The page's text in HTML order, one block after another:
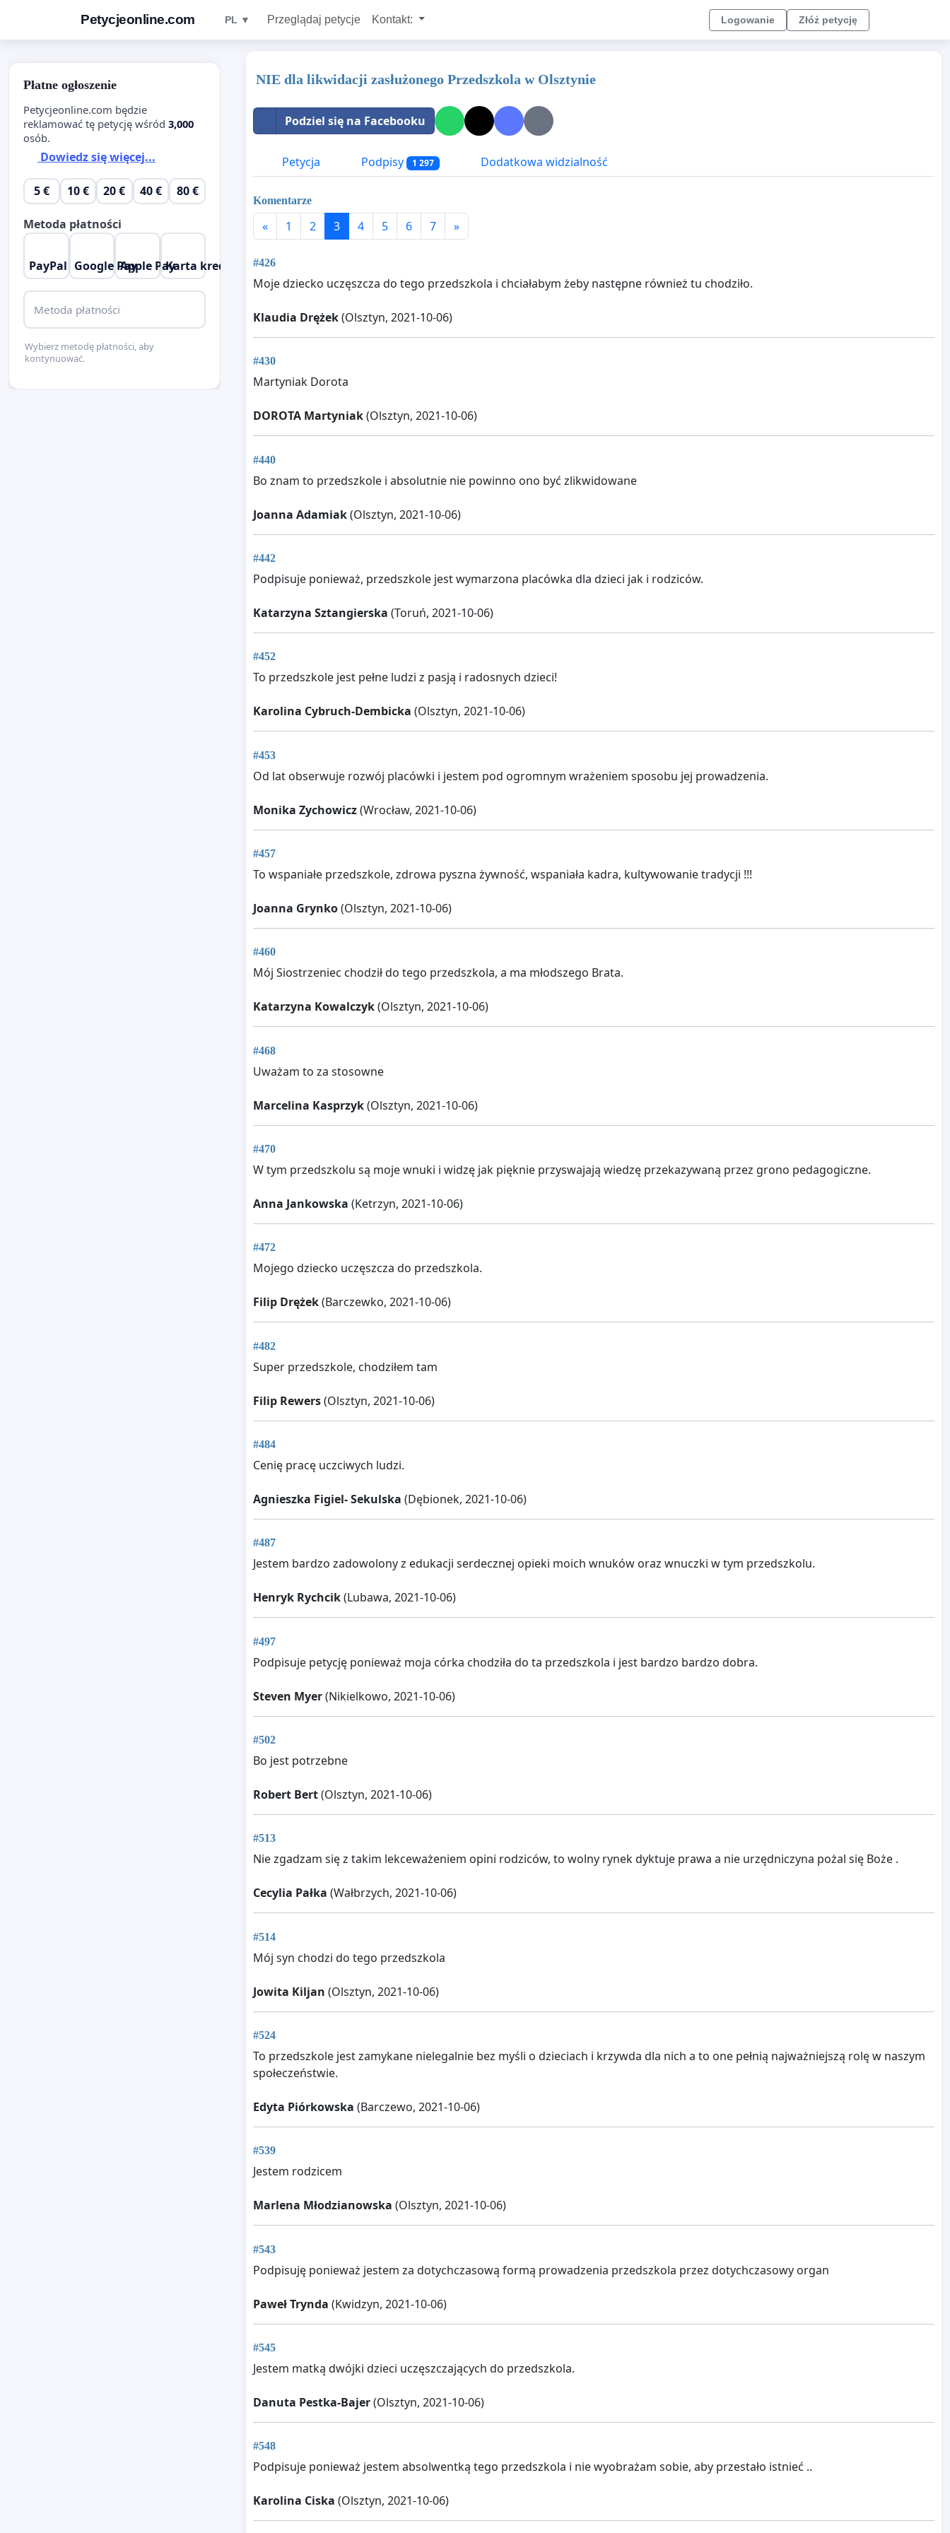
Petycjeonline.com PL ▼ Przeglądaj petycje Kontakt: Logowanie Złóż petycję
NIE dla likwidacji zasłużonego Przedszkola w Olsztynie
Podziel się na Facebooku
Petycja Podpisy 1 297 Dodatkowa widzialność
Komentarze
« 1 2 3 4 5 6 7 »
#426
Moje dziecko uczęszcza do tego przedszkola i chciałabym żeby następne również tu chodziło.
Klaudia Drężek(Olsztyn, 2021-10-06)
#430
Martyniak Dorota
DOROTA Martyniak(Olsztyn, 2021-10-06)
#440
Bo znam to przedszkole i absolutnie nie powinno ono być zlikwidowane
Joanna Adamiak(Olsztyn, 2021-10-06)
#442
Podpisuje ponieważ, przedszkole jest wymarzona placówka dla dzieci jak i rodziców.
Katarzyna Sztangierska (Toruń, 2021-10-06)
#452
To przedszkole jest pełne ludzi z pasją i radosnych dzieci!
Karolina Cybruch-Dembicka (Olsztyn, 2021-10-06)
#453
Od lat obserwuje rozwój placówki i jestem pod ogromnym wrażeniem sposobu jej prowadzenia.
Monika Zychowicz(Wrocław, 2021-10-06)
#457
To wspaniałe przedszkole, zdrowa pyszna żywność, wspaniała kadra, kultywowanie tradycji !!!
Joanna Grynko(Olsztyn, 2021-10-06)
#460
Mój Siostrzeniec chodził do tego przedszkola, a ma młodszego Brata.
Katarzyna Kowalczyk(Olsztyn, 2021-10-06)
#468
Uważam to za stosowne
Marcelina Kasprzyk(Olsztyn, 2021-10-06)
#470
W tym przedszkolu są moje wnuki i widzę jak pięknie przyswajają wiedzę przekazywaną przez grono pedagogiczne.
Anna Jankowska (Ketrzyn, 2021-10-06)
#472
Mojego dziecko uczęszcza do przedszkola.
Filip Drężek(Barczewko, 2021-10-06)
#482
Super przedszkole, chodziłem tam
Filip Rewers(Olsztyn, 2021-10-06)
#484
Cenię pracę uczciwych ludzi.
Agnieszka Figiel- Sekulska (Dębionek, 2021-10-06)
#487
Jestem bardzo zadowolony z edukacji serdecznej opieki moich wnuków oraz wnuczki w tym przedszkolu.
Henryk Rychcik(Lubawa, 2021-10-06)
#497
Podpisuje petycję ponieważ moja córka chodziła do ta przedszkola i jest bardzo bardzo dobra.
Steven Myer(Nikielkowo, 2021-10-06)
#502
Bo jest potrzebne
Robert Bert(Olsztyn, 2021-10-06)
#513
Nie zgadzam się z takim lekceważeniem opini rodziców, to wolny rynek dyktuje prawa a nie urzędniczyna pożal się Boże .
Cecylia Pałka (Wałbrzych, 2021-10-06)
#514
Mój syn chodzi do tego przedszkola
Jowita Kiljan (Olsztyn, 2021-10-06)
#524
To przedszkole jest zamykane nielegalnie bez myśli o dzieciach i krzywda dla nich a to one pełnią najważniejszą rolę w naszym
społeczeństwie.
Edyta Piórkowska (Barczewo, 2021-10-06)
#539
Jestem rodzicem
Marlena Młodzianowska (Olsztyn, 2021-10-06)
#543
Podpisuję ponieważ jestem za dotychczasową formą prowadzenia przedszkola przez dotychczasowy organ
Paweł Trynda (Kwidzyn, 2021-10-06)
#545
Jestem matką dwójki dzieci uczęszczających do przedszkola.
Danuta Pestka-Bajer(Olsztyn, 2021-10-06)
#548
Podpisuje ponieważ jestem absolwentką tego przedszkola i nie wyobrażam sobie, aby przestało istnieć ..
Karolina Ciska (Olsztyn, 2021-10-06)
Płatne ogłoszenie
Petycjeonline.com będzie
reklamować tę petycję wśród 3,000
osób.
Dowiedz się więcej...
5 € 10 € 20 € 40 € 80 €
Metoda płatności
PayPal Google PayApple PayKarta kredytowa
Metoda płatności
Wybierz metodę płatności, aby
kontynuować.